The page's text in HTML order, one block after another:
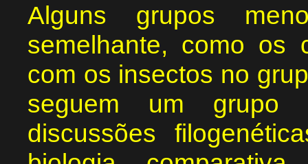
Alguns grupos
semelhante, como os
com os insectos no
seguem um grupo
discussões